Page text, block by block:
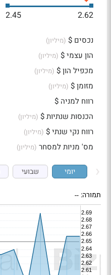
2.62
2.45
נכסים $ (מיליון)
הון עצמי $ (מיליון)
מכפיל הון $ (מיליון)
מזומן $ (מיליון)
רווח למניה $
הכנסות שנתיות $ (מיליון)
רווח נקי שנתי $ (מיליון)
מס' מניות למסחר (מיליון)
יומי שבועי
תמורה: --